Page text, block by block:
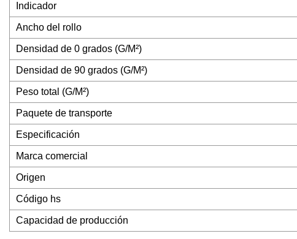
Indicador
Ancho del rollo
Densidad de 0 grados (G/M²)
Densidad de 90 grados (G/M²)
Peso total (G/M²)
Paquete de transporte
Especificación
Marca comercial
Origen
Código hs
Capacidad de producción